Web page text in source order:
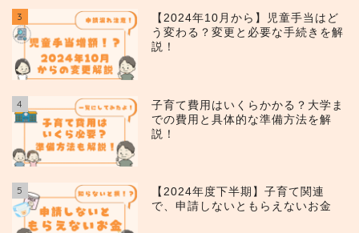
3
【2024年10月から】児童手当はど
う変わる？変更と必要な手続きを解
説！
4
子育て費用はいくらかかる？大学ま
での費用と具体的な準備方法を解
説！
5
【2024年度下半期】子育て関連
で、申請しないともらえないお金